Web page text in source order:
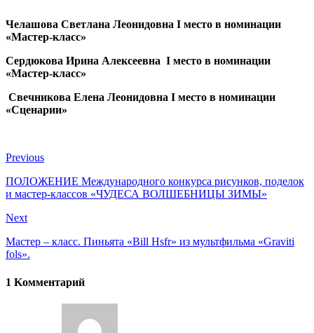
Челашова Светлана Леонидовна I место в номинации
«Мастер-класс»
Сердюкова Ирина Алексеевна I место в номинации
«Мастер-класс»
Свечникова Елена Леонидовна I место в номинации
«Сценарии»
Previous
ПОЛОЖЕНИЕ Международного конкурса рисунков, поделок
и мастер-классов «ЧУДЕСА ВОЛШЕБНИЦЫ ЗИМЫ»
Next
Мастер – класс. Пиньята «Bill Hsfr» из мультфильма «Graviti
fols».
1 Kомментарий